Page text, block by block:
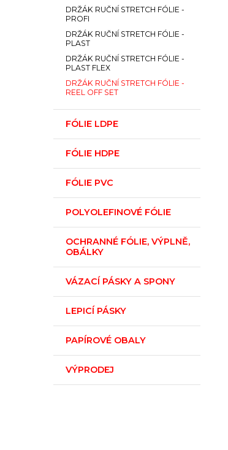
DRŽÁK RUČNÍ STRETCH FÓLIE -
PROFI
DRŽÁK RUČNÍ STRETCH FÓLIE -
PLAST
DRŽÁK RUČNÍ STRETCH FÓLIE -
PLAST FLEX
DRŽÁK RUČNÍ STRETCH FÓLIE -
REEL OFF SET
FÓLIE LDPE
FÓLIE HDPE
FÓLIE PVC
POLYOLEFINOVÉ FÓLIE
OCHRANNÉ FÓLIE, VÝPLNĚ,
OBÁLKY
VÁZACÍ PÁSKY A SPONY
LEPICÍ PÁSKY
PAPÍROVÉ OBALY
VÝPRODEJ